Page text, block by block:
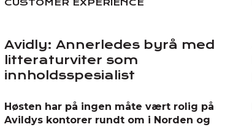
CUSTOMER EXPERIENCE
Avidly: Annerledes byrå med
litteraturviter som
innholdsspesialist
Høsten har på ingen måte vært rolig på
Avildys kontorer rundt om i Norden og